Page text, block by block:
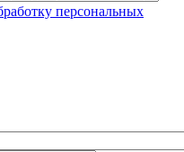
персональных